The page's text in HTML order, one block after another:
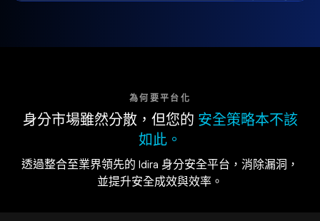
為何要平台化
身分市場雖然分散，但您的 安全策略本不該
如此。
透過整合至業界領先的 Idira 身分安全平台，消除漏洞，
並提升安全成效與效率。